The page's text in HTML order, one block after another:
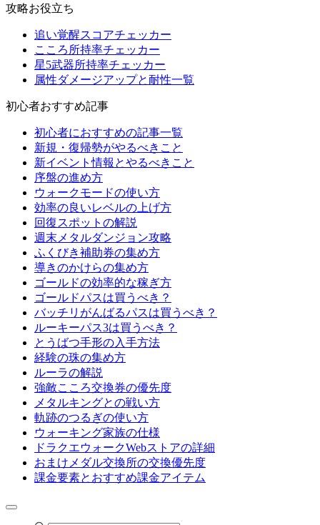
攻略お役立ち
追い覚醒スコアチェッカー
こころ所持率チェッカー
星5武器所持率チェッカー
属性ダメージアップと耐性一覧
初心者おすすめ記事
初心者におすすめの記事一覧
新規・復帰勢がやるべきこと
新イベント情報とやるべきこと
序盤の進め方
ウォークモードの使い方
効率の良いレベルの上げ方
回復スポットの解説
週末メタルダンジョン攻略
ふくびき補助券の集め方
導きのかけらの集め方
ゴールドの効率的な稼ぎ方
ゴールドパスは買うべき？
バッチリがんばるパスは買うべき？
ルーキーパス3は買うべき？
とうばつ手形の入手方法
経験の珠の集め方
ルーラの解説
強敵こころ交換券の優先度
メタルキングとの戦い方
軌跡のつるぎの使い方
ウォーキング家族の仕様
ドラクエウォークWebストアの詳細
おまけメダル交換所の交換優先度
課金要素とおすすめ課金アイテム